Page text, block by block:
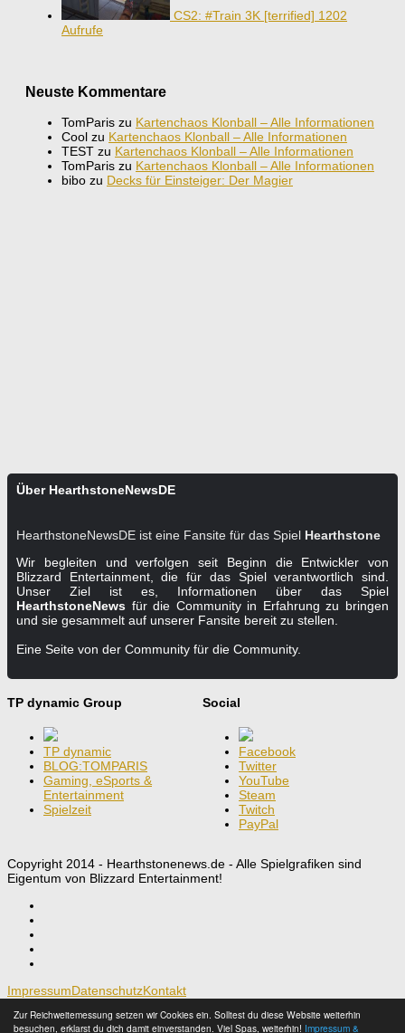
Zur Reichweitemessung setzen wir Cookies ein. Solltest du diese Website weiterhin
besuchen, erklarst du dich damit einverstanden. Viel Spas, weiterhin! Impressum &
CS2: #Train 3K [terrified] 1202
Aufrufe
Neuste Kommentare
TomParis zu Kartenchaos Klonball – Alle Informationen
Cool zu Kartenchaos Klonball – Alle Informationen
TEST zu Kartenchaos Klonball – Alle Informationen
TomParis zu Kartenchaos Klonball – Alle Informationen
bibo zu Decks für Einsteiger: Der Magier
Über HearthstoneNewsDE
HearthstoneNewsDE ist eine Fansite für das Spiel Hearthstone
Wir begleiten und verfolgen seit Beginn die Entwickler von
Blizzard Entertainment, die für das Spiel verantwortlich sind.
Unser Ziel ist es, Informationen über das Spiel
HearthstoneNews für die Community in Erfahrung zu bringen
und sie gesammelt auf unserer Fansite bereit zu stellen.
Eine Seite von der Community für die Community.
TP dynamic Group
TP dynamic
BLOG:TOMPARIS
Gaming, eSports &
Entertainment
Spielzeit
Social
Facebook
Twitter
YouTube
Steam
Twitch
PayPal
Copyright 2014 - Hearthstonenews.de - Alle Spielgrafiken sind
Eigentum von Blizzard Entertainment!
ImpressumDatenschutzKontakt
Hearthstone®: Heroes of Warcraft™